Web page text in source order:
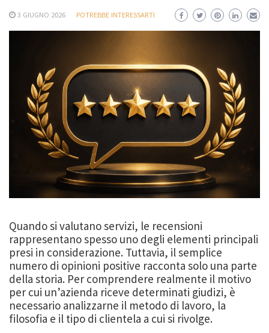
3 GIUGNO 2026 POTREBBE INTERESSARTI
Quando si valutano servizi, le recensioni
rappresentano spesso uno degli elementi principali
presi in considerazione. Tuttavia, il semplice
numero di opinioni positive racconta solo una parte
della storia. Per comprendere realmente il motivo
per cui un’azienda riceve determinati giudizi, è
necessario analizzarne il metodo di lavoro, la
filosofia e il tipo di clientela a cui si rivolge.